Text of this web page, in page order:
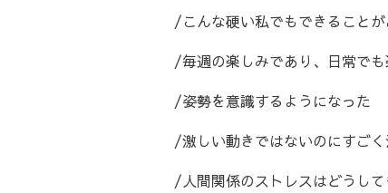
/こんな硬い私でもできること
/毎週の楽しみであり、日常で
/姿勢を意識するようになった
/激しい動きではないのにすご
/人間関係のストレスはどうし